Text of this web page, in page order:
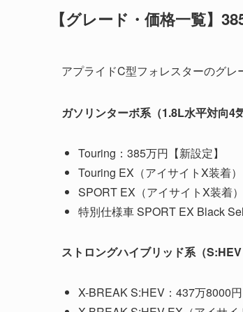
【グレード・価格一覧】
アプライドC型フォレスターのグレ
ガソリンターボ系（1.8L水平対向4
Touring：385万円【新設定】
Touring EX（アイサイトX装着
SPORT EX（アイサイトX装着
特別仕様車 SPORT EX Black
ストロングハイブリッド系（
X-BREAK S:HEV：437万8000